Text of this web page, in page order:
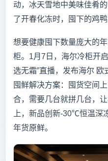
动，冰天雪地中美味佳肴
了开春化冻时，囤下的鸡鸭
想要健康囤下数量庞大的
柜。1月7日，海尔冷柜开
选无霜”直播，发布海尔
囤鲜解决方案：囤货空间
合，需要几台就拼几台，
上，新品创新-30℃恒温深
年货原鲜。